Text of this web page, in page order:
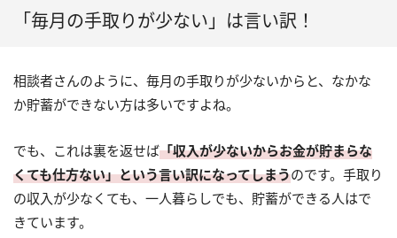
「毎月の手取りが少ない」は言い訳！
相談者さんのように、毎月の手取りが少ないからと、なかな
か貯蓄ができない方は多いですよね。
でも、これは裏を返せば「収入が少ないからお金が貯まらな
くても仕方ない」という言い訳になってしまうのです。手取り
の収入が少なくても、一人暮らしでも、貯蓄ができる人はで
きています。